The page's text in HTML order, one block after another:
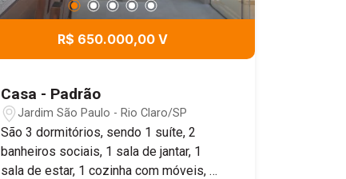
R$ 650.000,00 V
Casa - Padrão
Jardim São Paulo - Rio Claro/SP
São 3 dormitórios, sendo 1 suíte, 2
banheiros sociais, 1 sala de jantar, 1
sala de estar, 1 cozinha com móveis, 1